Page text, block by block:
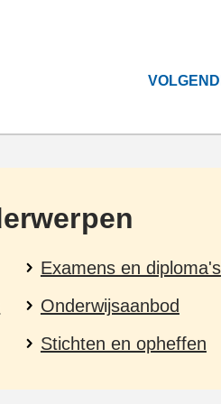
Examens en diploma's
Onderwijsaanbod
Stichten en opheffen